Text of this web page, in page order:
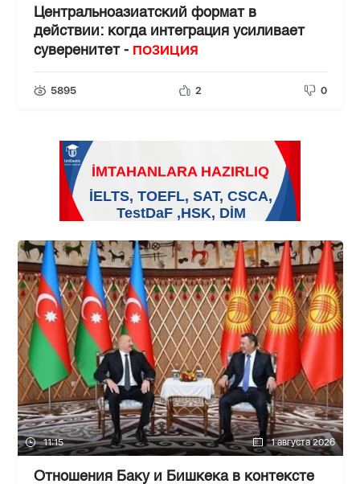
Центральноазиатский формат в
действии: когда интеграция усиливает
суверенитет - ПОЗИЦИЯ
5895 2 0
11:15 1 августа 2026
Отношения Баку и Бишкека в контексте